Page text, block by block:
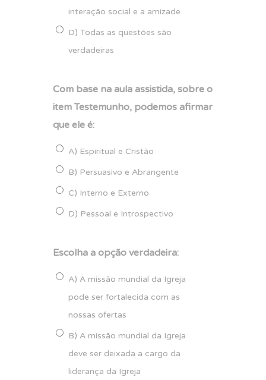
interação social e a amizade
D) Todas as questões são
verdadeiras
Com base na aula assistida, sobre o
item Testemunho, podemos afirmar
que ele é:
A) Espiritual e Cristão
B) Persuasivo e Abrangente
C) Interno e Externo
D) Pessoal e Introspectivo
Escolha a opção verdadeira:
A) A missão mundial da Igreja
pode ser fortalecida com as
nossas ofertas
B) A missão mundial da Igreja
deve ser deixada a cargo da
liderança da Igreja